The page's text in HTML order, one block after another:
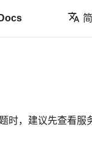
Docs
时，建议先查看服